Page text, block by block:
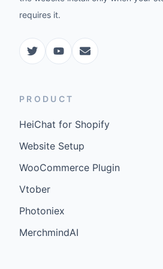
requires it.
PRODUCT
HeiChat for Shopify
Website Setup
WooCommerce Plugin
Vtober
Photoniex
MerchmindAI